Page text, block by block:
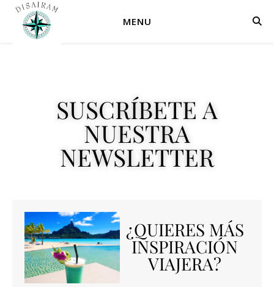
MENU
SUSCRÍBETE A
NUESTRA
NEWSLETTER
¿QUIERES MÁS
INSPIRACIÓN
VIAJERA?